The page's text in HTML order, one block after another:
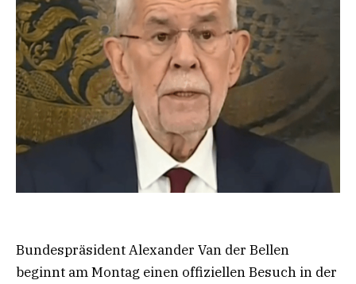
Bundespräsident Alexander Van der Bellen
beginnt am Montag einen offiziellen Besuch in der